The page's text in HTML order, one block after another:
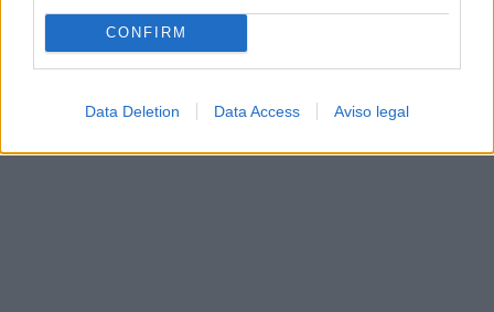
CONFIRM
Data Deletion Data Access Aviso legal